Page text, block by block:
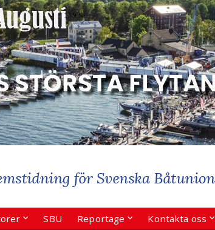
SBU Reportage Kontakta oss